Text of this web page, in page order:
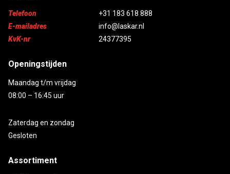
Telefoon
+31 183 618 888
E-mailadres
info@laskar.nl
KvK-nr
24377395
Openingstijden
Maandag t/m vrijdag
08:00 – 16:45 uur
Zaterdag en zondag
Gesloten
Assortiment